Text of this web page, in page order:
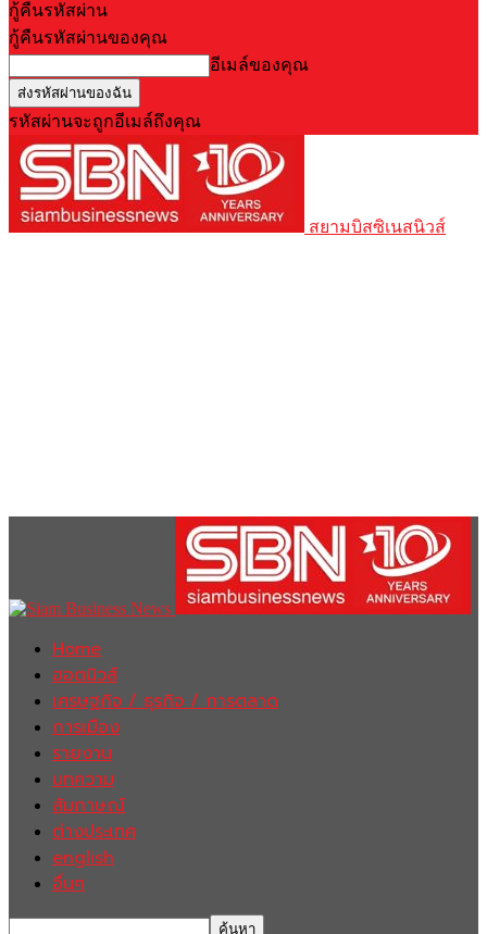
กู้คืนรหัสผ่าน
กู้คืนรหัสผ่านของคุณ
อีเมล์ของคุณ
รหัสผ่านจะถูกอีเมล์ถึงคุณ
สยามบิสซิเนสนิวส์
Home
ฮอตนิวส์
เศรษฐกิจ / ธุรกิจ / การตลาด
การเมือง
รายงาน
บทความ
สัมภาษณ์
ต่างประเทศ
english
อื่นๆ